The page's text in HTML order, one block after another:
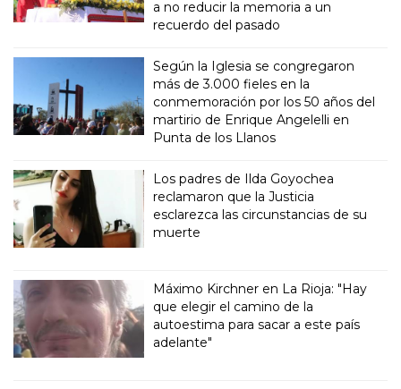
a no reducir la memoria a un
recuerdo del pasado
Según la Iglesia se congregaron
más de 3.000 fieles en la
conmemoración por los 50 años del
martirio de Enrique Angelelli en
Punta de los Llanos
Los padres de Ilda Goyochea
reclamaron que la Justicia
esclarezca las circunstancias de su
muerte
Máximo Kirchner en La Rioja: "Hay
que elegir el camino de la
autoestima para sacar a este país
adelante"